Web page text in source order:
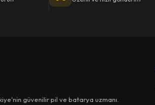
güvenilir pil ve batarya uzmanı.